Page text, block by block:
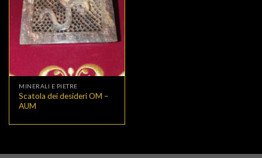
MINERALI E PIETRE
Scatola dei desideri OM –
AUM